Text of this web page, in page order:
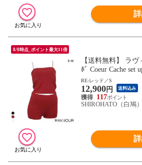
8/8時点_ポイント最大11倍
【送料無料】 ラ
ﾎﾞ Coeur Cache set
UR ルームウェア
RE-レッド／S
12,900円 送料込み
117
SHIROHATO（白鳩）